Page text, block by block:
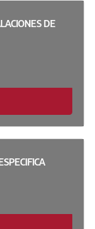
DE